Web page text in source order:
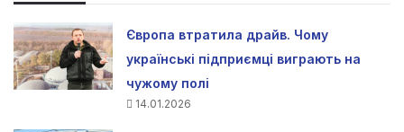
Європа втратила драйв. Чому
українські підприємці виграють на
чужому полі
14.01.2026